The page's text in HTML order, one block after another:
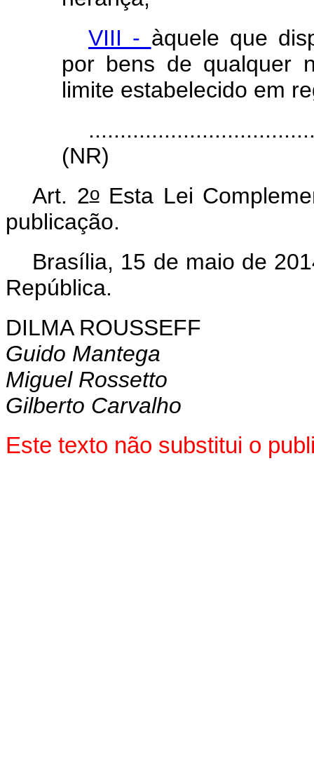
VIII - àquele que
por bens de qualquer
limite estabelecido em
(NR)
Art. 2oEsta Lei
publicação.
Brasília, 15 de maio de
República.
DILMA ROUSSEFF
Guido Mantega
Miguel Rossetto
Gilberto Carvalho
Este texto não substitui o